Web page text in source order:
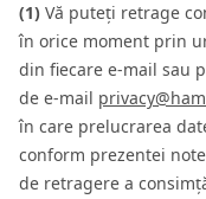
(1) Vă puteți retrage
în orice moment prin
din fiecare e-mail sau
de e-mail
în care prelucrarea
conform prezentei
de retragere a